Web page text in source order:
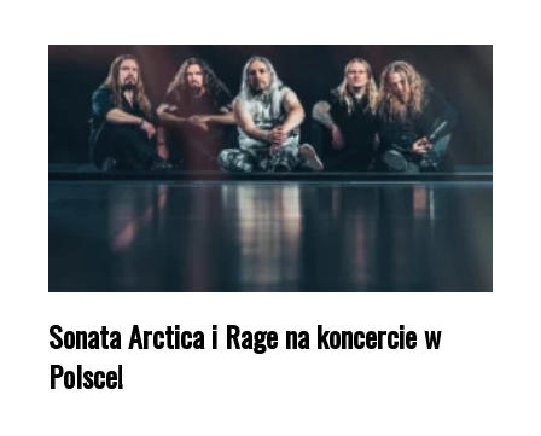
Sonata Arctica i Rage na koncercie w
Polsce!